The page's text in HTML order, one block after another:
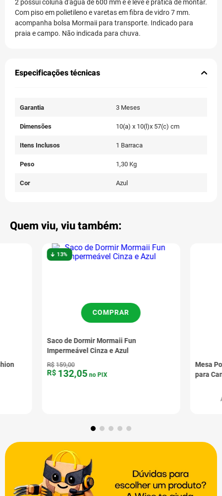
2 possui coluna d'água de 600 mm e é leve e prática de montar.
Com piso em polietileno e varetas em fibra de vidro 7 mm.
acompanha bolsa Mormaii para transporte. Indicado para
praia e campo. Não indicada para chuva.
Especificações técnicas
Garantia 3 Meses
Dimensões 10(a) x 10(l)x 57(c) cm
Itens Inclusos 1 Barraca
Peso 1,30 Kg
Cor Azul
Quem viu, viu também:
13%
Saco de Dormir Mormaii Fun
Impermeável Cinza e Azul
R$ 159,00
R$ 132,05 no PIX
COMPRAR
Mesa
para